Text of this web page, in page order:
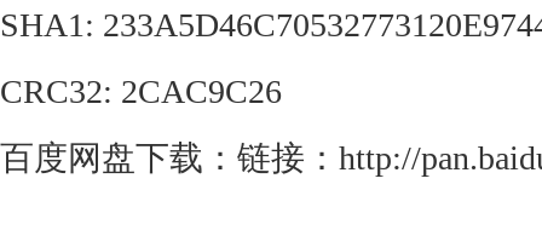
SHA1:
CRC32: 2CAC9C26
百度网盘下载：链接：http://